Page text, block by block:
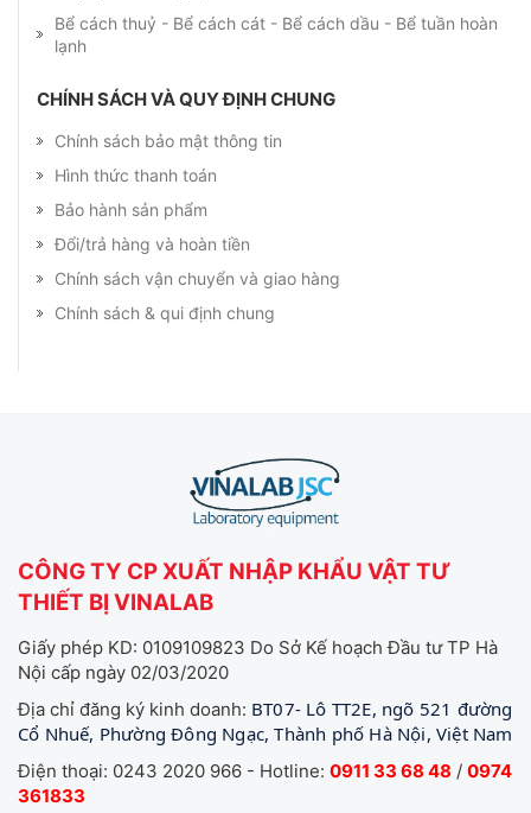
Bể cách thuỷ - Bể cách cát - Bể cách dầu - Bể tuần hoàn
lạnh
CHÍNH SÁCH VÀ QUY ĐỊNH CHUNG
Chính sách bảo mật thông tin
Hình thức thanh toán
Bảo hành sản phẩm
Đổi/trả hàng và hoàn tiền
Chính sách vận chuyển và giao hàng
Chính sách & qui định chung
CÔNG TY CP XUẤT NHẬP KHẨU VẬT TƯ
THIẾT BỊ VINALAB
Giấy phép KD: 0109109823 Do Sở Kế hoạch Đầu tư TP Hà
Nội cấp ngày 02/03/2020
Địa chỉ đăng ký kinh doanh: BT07- Lô TT2E, ngõ 521 đường
Cổ Nhuế, Phường Đông Ngạc, Thành phố Hà Nội, Việt Nam
Điện thoại: 0243 2020 966 - Hotline: 0911 33 68 48 / 0974
361833